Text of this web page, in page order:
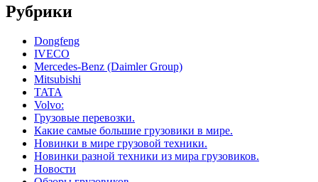
Рубрики
Dongfeng
IVECO
Mercedes-Benz (Daimler Group)
Mitsubishi
TATA
Volvo:
Грузовые перевозки.
Какие самые большие грузовики в мире.
Новинки в мире грузовой техники.
Новинки разной техники из мира грузовиков.
Новости